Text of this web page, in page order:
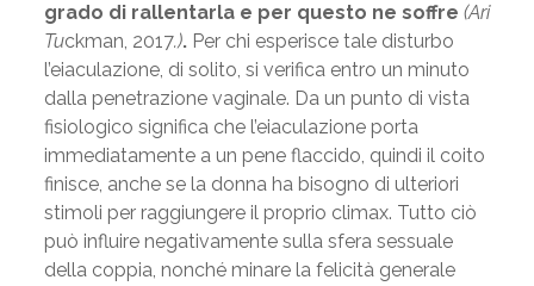
grado di rallentarla e per questo ne soffre (Ari
Tuckman, 2017.). Per chi esperisce tale disturbo
l’eiaculazione, di solito, si verifica entro un minuto
dalla penetrazione vaginale. Da un punto di vista
fisiologico significa che l’eiaculazione porta
immediatamente a un pene flaccido, quindi il coito
finisce, anche se la donna ha bisogno di ulteriori
stimoli per raggiungere il proprio climax. Tutto ciò
può influire negativamente sulla sfera sessuale
della coppia, nonché minare la felicità generale